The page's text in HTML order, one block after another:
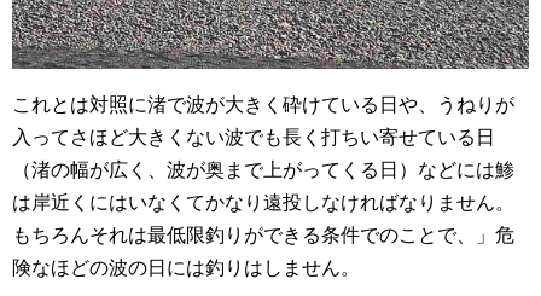
これとは対照に渚で波が大きく砕けている日や、うねりが
入ってさほど大きくない波でも長く打ちい寄せている日
（渚の幅が広く、波が奥まで上がってくる日）などには鯵
は岸近くにはいなくてかなり遠投しなければなりません。
もちろんそれは最低限釣りができる条件でのことで、」危
険なほどの波の日には釣りはしません。